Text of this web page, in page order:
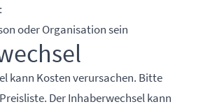
oder Organisation sein
kann Kosten verursachen. Bitte
Der Inhaberwechsel kann